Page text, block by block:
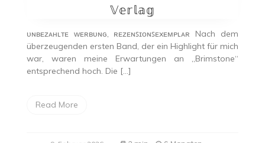
𝕍𝕖𝕣𝕝𝕒𝕘
ᴜɴʙᴇᴢᴀʜʟᴛᴇ ᴡᴇʀʙᴜɴɢ, ʀᴇᴢᴇɴꜱɪᴏɴꜱᴇxᴇᴍᴘʟᴀʀ Nach dem
überzeugenden ersten Band, der ein Highlight für mich
war, waren meine Erwartungen an „Brimstone“
entsprechend hoch. Die […]
Read More